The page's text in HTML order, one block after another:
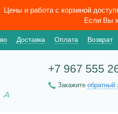
Цены и работа с корзиной
Если Вы
Доставка Оплата Возврат
+7 967 555
Закажите обратный